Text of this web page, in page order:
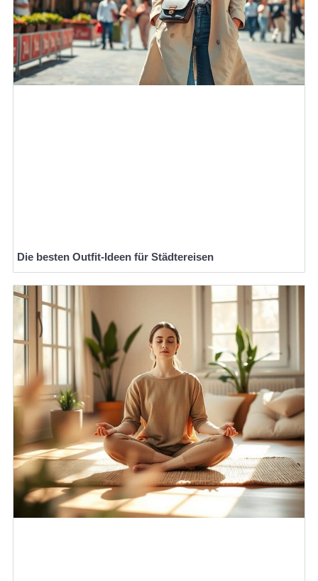
Die besten Outfit-Ideen für Städtereisen